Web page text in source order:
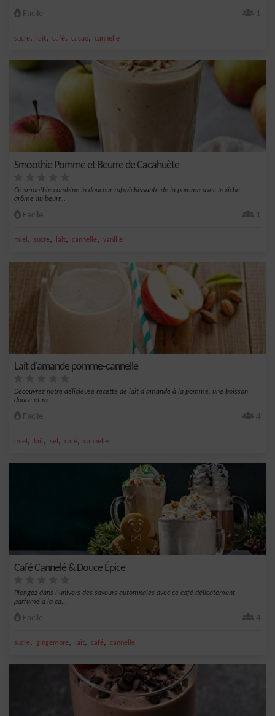
Facile 1
sucre, lait, café, cacao, cannelle
Smoothie Pomme et Beurre de Cacahuète
Ce smoothie combine la douceur rafraîchissante de la pomme avec le riche
arôme du beurr...
Facile 1
miel , sucre, lait, cannelle, vanille
Lait d'amande pomme-cannelle
Découvrez notre délicieuse recette de lait d'amande à la pomme, une boisson
douce et ra...
Facile 4
miel , lait, sel , café, cannelle
Café Cannelé & Douce Épice
Plongez dans l'univers des saveurs automnales avec ce café délicatement
parfumé à la ca...
Facile 4
sucre, gingembre, lait, café, cannelle